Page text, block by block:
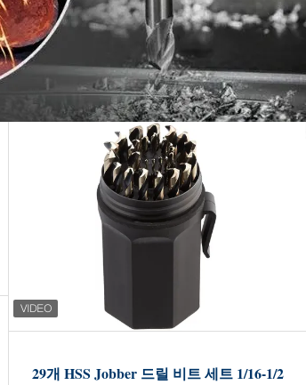
29개 HSS Jobber 드릴 비트 세트 1/16-1/2